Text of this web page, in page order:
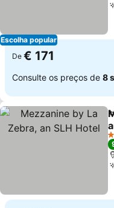
Escolha popular
De € 171
Consulte os preços de 8
5